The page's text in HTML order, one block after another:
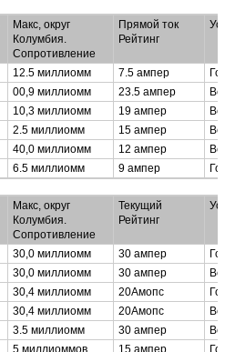
Макс, округ
Колумбия.
Сопротивление
Прямой ток
Рейтинг
12.5 миллиомм 7.5 ампер
00,9 миллиомм 23.5 ампер
10,3 миллиомм 19 ампер
2.5 миллиомм 15 ампер
40,0 миллиомм 12 ампер
6.5 миллиомм 9 ампер
Макс, округ
Колумбия.
Сопротивление
Текущий
Рейтинг
30,0 миллиомм 30 ампер
30,0 миллиомм 30 ампер
30,4 миллиомм 20Амопс
30,4 миллиомм 20Амопс
3.5 миллиомм 30 ампер
5 миллиоммов 15 ампер